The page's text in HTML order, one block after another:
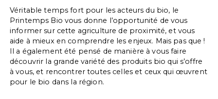
Véritable temps fort pour les acteurs du bio, le
Printemps Bio vous donne l’opportunité de vous
informer sur cette agriculture de proximité, et vous
aide à mieux en comprendre les enjeux. Mais pas que !
Il a également été pensé de manière à vous faire
découvrir la grande variété des produits bio qui s’offre
à vous, et rencontrer toutes celles et ceux qui œuvrent
pour le bio dans la région.